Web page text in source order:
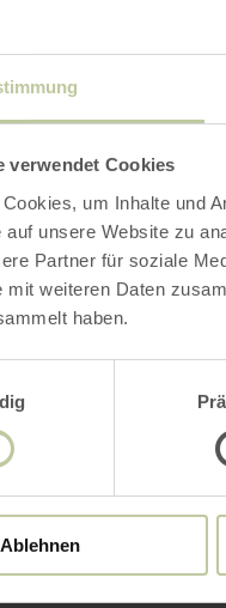
verwendet Cookies
um Inhalte und
auf unsere Website zu
Partner für soziale
mit weiteren Daten
haben.
Ablehnen